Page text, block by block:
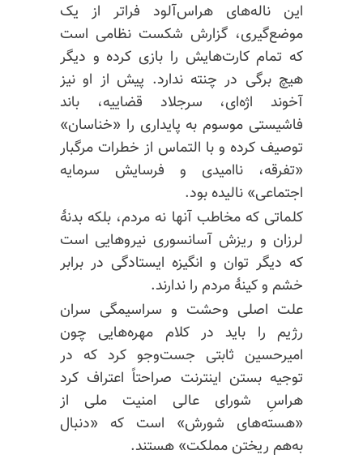
این ناله‌های هراس‌آلود فراتر از یک
موضع‌گیری، گزارش شکست نظامی است
که تمام کارت‌هایش را بازی کرده و دیگر
هیچ برگی در چنته ندارد. پیش از او نیز
آخوند اژه‌ای، سرجلاد قضاییه، باند
فاشیستی موسوم به پایداری را «خناسان»
توصیف کرده و با التماس از خطرات مرگبار
«تفرقه، ناامیدی و فرسایش سرمایه
اجتماعی» نالیده بود.
کلماتی که مخاطب آنها نه مردم، بلکه بدنهٔ
لرزان و ریزش آسانسوری نیروهایی است
که دیگر توان و انگیزه ایستادگی در برابر
خشم و کینهٔ مردم را ندارند.
علت اصلی وحشت و سراسیمگی سران
رژیم را باید در کلام مهره‌هایی چون
امیرحسین ثابتی جست‌وجو کرد که در
توجیه بستن اینترنت صراحتاً اعتراف کرد
هراسِ شورای عالی امنیت ملی از
«هسته‌های شورش» است که «دنبال
به‌هم ریختن مملکت» هستند.